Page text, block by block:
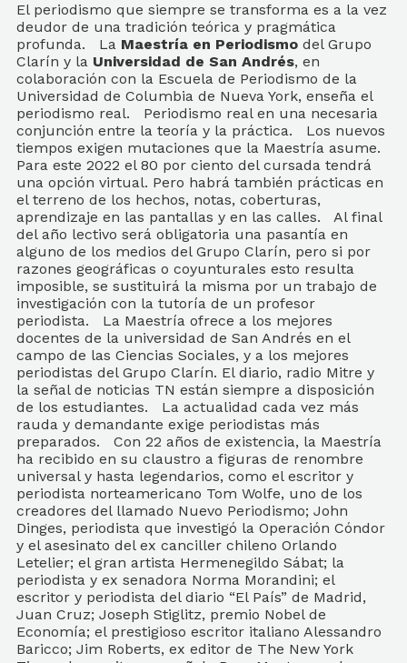
El periodismo que siempre se transforma es a la vez
deudor de una tradición teórica y pragmática
profunda. La Maestría en Periodismo del Grupo
Clarín y la Universidad de San Andrés, en
colaboración con la Escuela de Periodismo de la
Universidad de Columbia de Nueva York, enseña el
periodismo real. Periodismo real en una necesaria
conjunción entre la teoría y la práctica. Los nuevos
tiempos exigen mutaciones que la Maestría asume.
Para este 2022 el 80 por ciento del cursada tendrá
una opción virtual. Pero habrá también prácticas en
el terreno de los hechos, notas, coberturas,
aprendizaje en las pantallas y en las calles. Al final
del año lectivo será obligatoria una pasantía en
alguno de los medios del Grupo Clarín, pero si por
razones geográficas o coyunturales esto resulta
imposible, se sustituirá la misma por un trabajo de
investigación con la tutoría de un profesor
periodista. La Maestría ofrece a los mejores
docentes de la universidad de San Andrés en el
campo de las Ciencias Sociales, y a los mejores
periodistas del Grupo Clarín. El diario, radio Mitre y
la señal de noticias TN están siempre a disposición
de los estudiantes. La actualidad cada vez más
rauda y demandante exige periodistas más
preparados. Con 22 años de existencia, la Maestría
ha recibido en su claustro a figuras de renombre
universal y hasta legendarios, como el escritor y
periodista norteamericano Tom Wolfe, uno de los
creadores del llamado Nuevo Periodismo; John
Dinges, periodista que investigó la Operación Cóndor
y el asesinato del ex canciller chileno Orlando
Letelier; el gran artista Hermenegildo Sábat; la
periodista y ex senadora Norma Morandini; el
escritor y periodista del diario “El País” de Madrid,
Juan Cruz; Joseph Stiglitz, premio Nobel de
Economía; el prestigioso escritor italiano Alessandro
Baricco; Jim Roberts, ex editor de The New York